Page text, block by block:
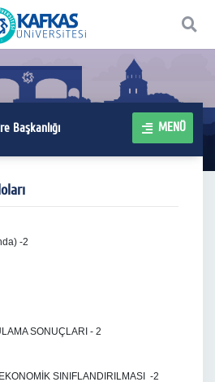
Başkanlığı MENÜ
-2
SONUÇLARI - 2
SINIFLANDIRILMASI -2